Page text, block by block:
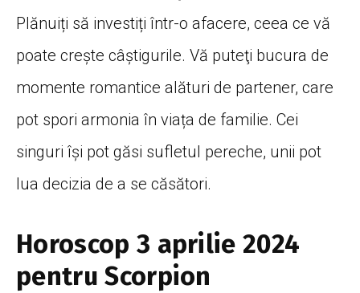
Plănuiți să investiți într-o afacere, ceea ce vă
poate creşte câştigurile. Vă puteţi bucura de
momente romantice alături de partener, care
pot spori armonia în viața de familie. Cei
singuri îşi pot găsi sufletul pereche, unii pot
lua decizia de a se căsători.
Horoscop 3 aprilie 2024
pentru Scorpion